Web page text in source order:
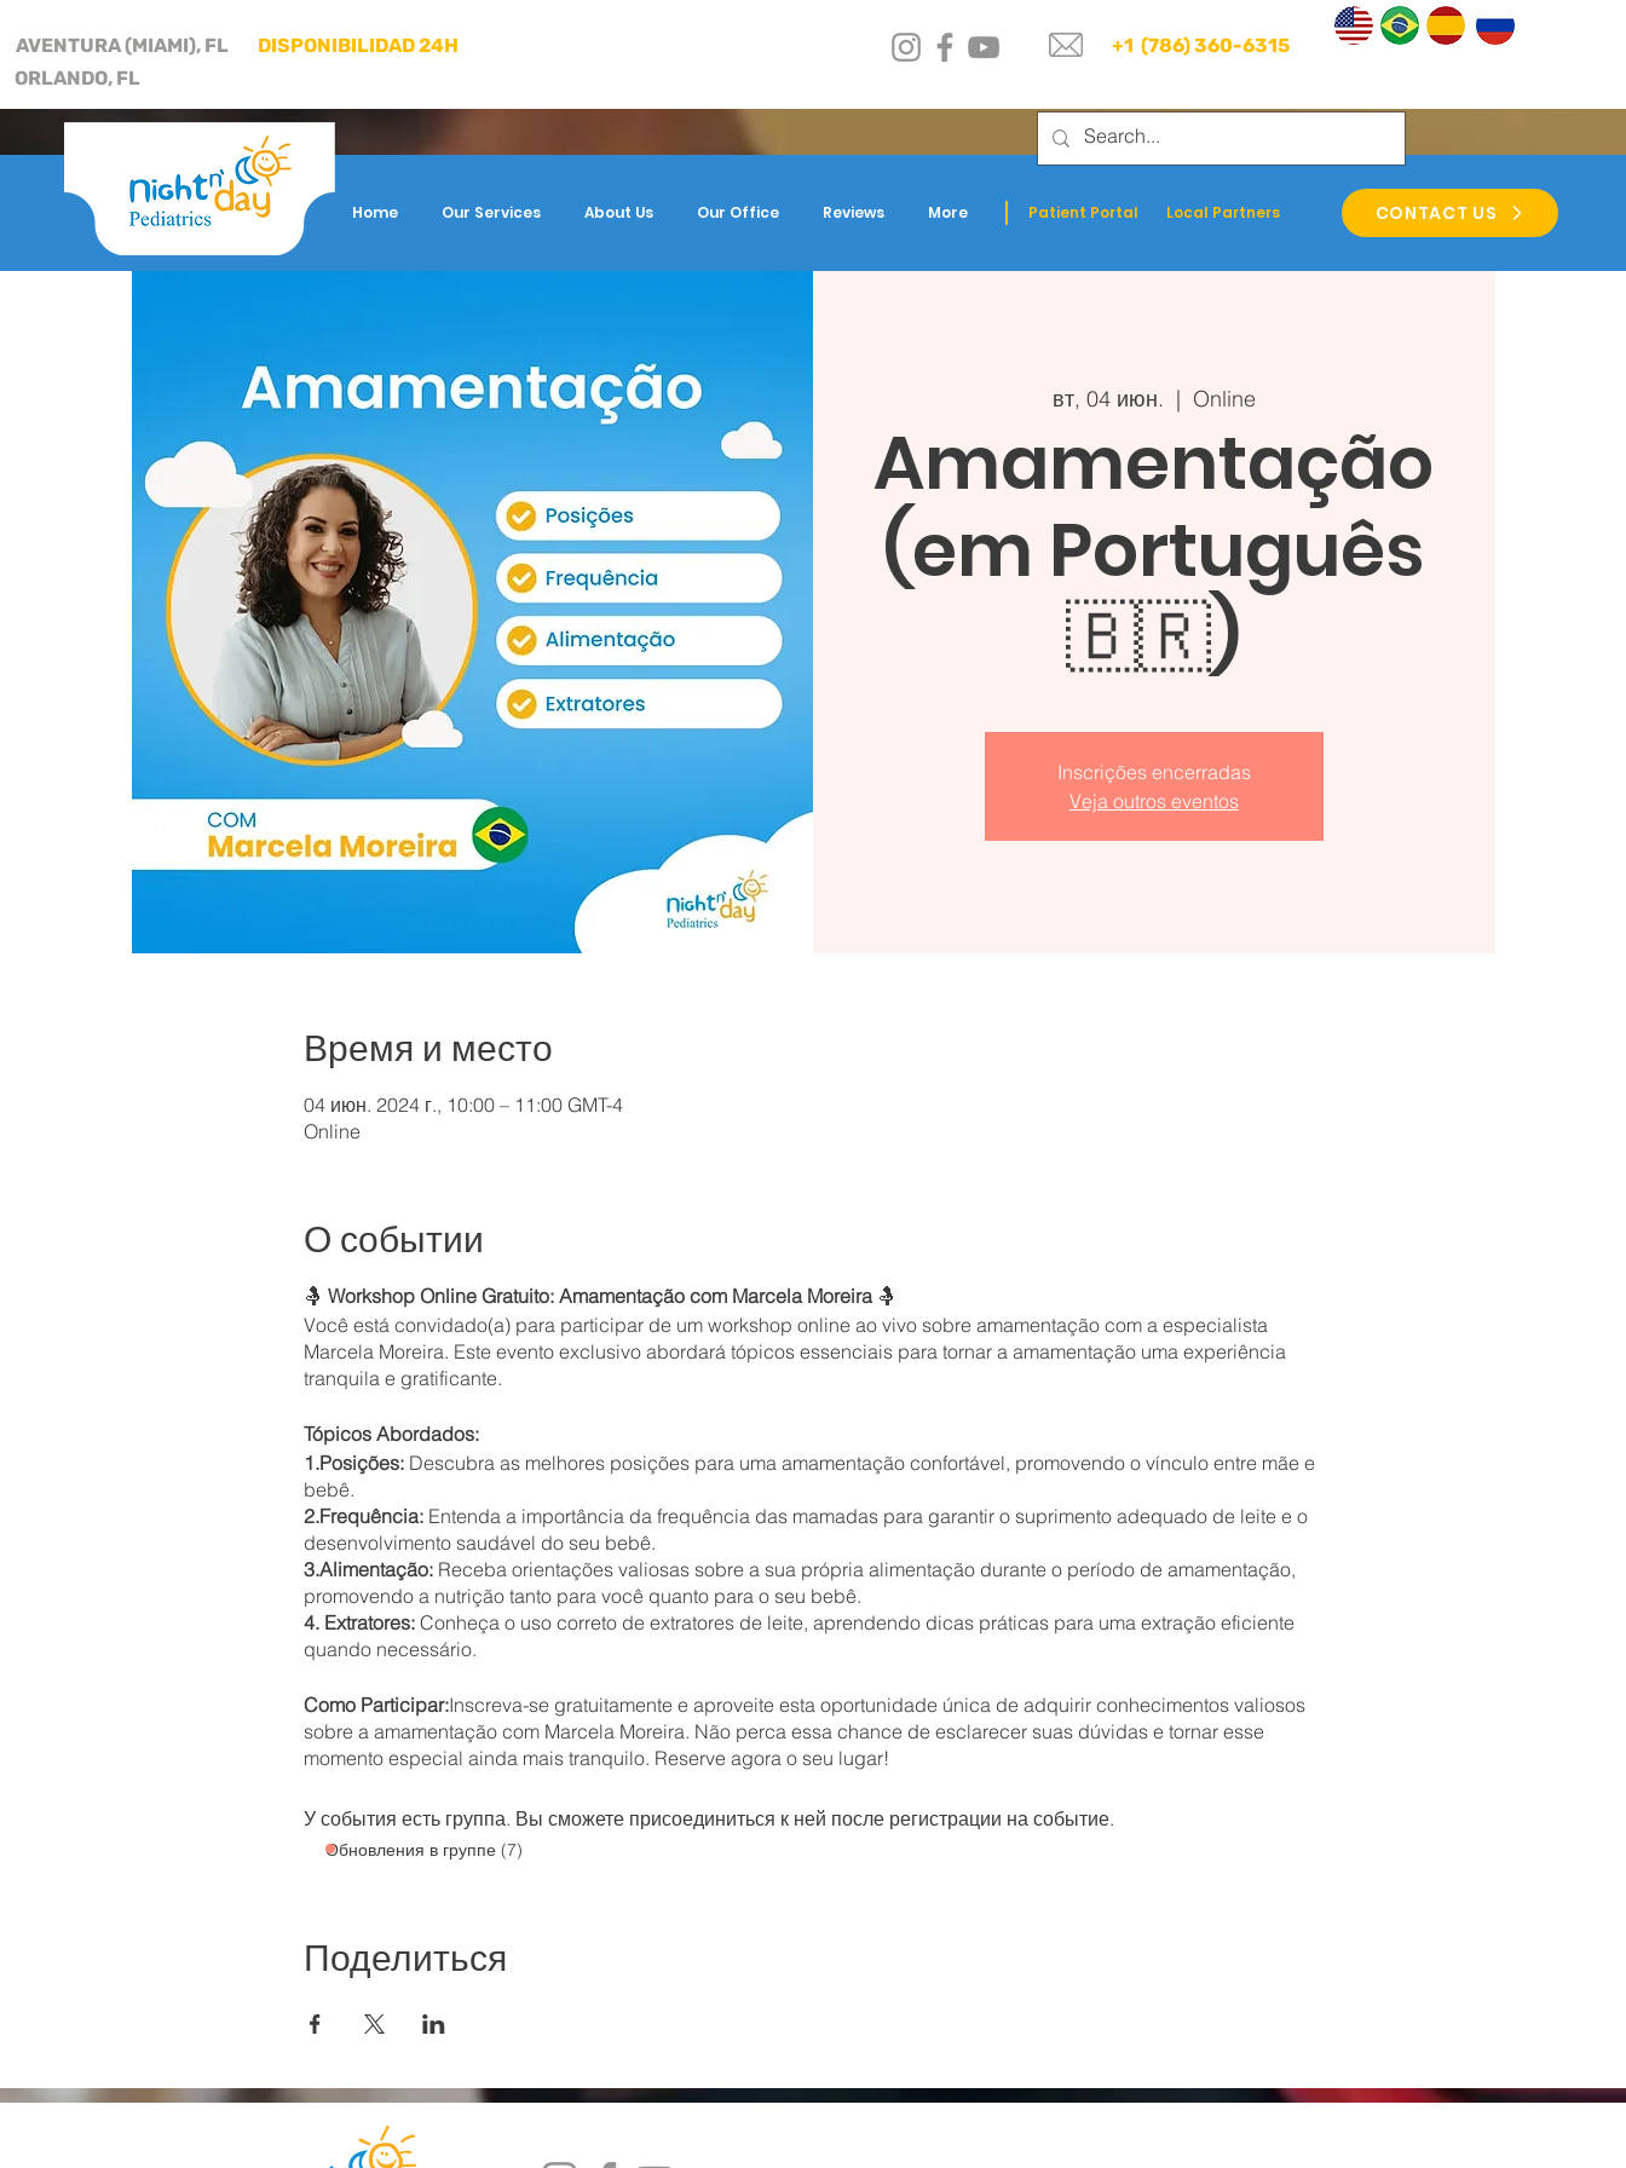
AVENTURA (MIAMI), FL
DISPONIBILIDAD 24H
ORLANDO, FL
+1 (786) 360-6315
Home Our Services About Us Our Office Reviews More Patient Portal Local Partners CONTACT US
вт, 04 июн.
  |
Online
Amamentação
(em Português
🇧🇷)
Inscrições encerradas
Veja outros eventos
Время и место
04 июн. 2024 г., 10:00 – 11:00 GMT-4
Online
О событии
🤱 Workshop Online Gratuito: Amamentação com Marcela Moreira🤱
Você está convidado(a) para participar de um workshop online ao vivo sobre amamentação com a especialista
Marcela Moreira. Este evento exclusivo abordará tópicos essenciais para tornar a amamentação uma experiência
tranquila e gratificante.
Tópicos Abordados:
1.Posições:Descubra as melhores posições para uma amamentação confortável, promovendo o vínculo entre mãe e
bebê.
2.Frequência:Entenda a importância da frequência das mamadas para garantir o suprimento adequado de leite e o
desenvolvimento saudável do seu bebê.
3.Alimentação:Receba orientações valiosas sobre a sua própria alimentação durante o período de amamentação,
promovendo a nutrição tanto para você quanto para o seu bebê.
4. Extratores:Conheça o uso correto de extratores de leite, aprendendo dicas práticas para uma extração eficiente
quando necessário.
Como Participar:Inscreva-se gratuitamente e aproveite esta oportunidade única de adquirir conhecimentos valiosos
sobre a amamentação com Marcela Moreira. Não perca essa chance de esclarecer suas dúvidas e tornar esse
momento especial ainda mais tranquilo. Reserve agora o seu lugar!
У события есть группа. Вы сможете присоединиться к ней после регистрации на событие.
Обновления в группе (7)
Поделиться